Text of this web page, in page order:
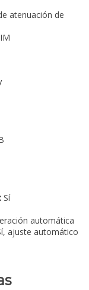
atenuación de
Sí
automática
ajuste automático